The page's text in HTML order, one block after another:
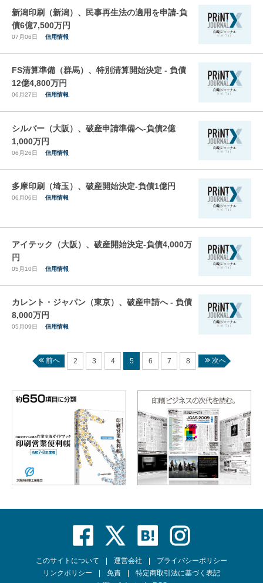
新潟印刷（新潟）、民事再生法の適用を申請-負
債6億7,500万円
07月06日 信用情報
FS清算準備（群馬）、特別清算開始決定 - 負債
12億4,800万円
06月27日 信用情報
シルバー（大阪）、破産申請準備へ-負債2億
1,000万円
06月26日 信用情報
多摩印刷（埼玉）、破産開始決定-負債1億円
06月06日 信用情報
アイテック（大阪）、破産開始決定-負債4,000万
円
05月10日 信用情報
カレント・ジャパン（東京）、破産申請へ - 負債
8,000万円
05月09日 信用情報
前へ 2 3 4 5 6 7 8 次へ
このサイトについて 運営会社
プライバシーポリシー
リンクポリシー
免責
特定商取引法に基づく表記